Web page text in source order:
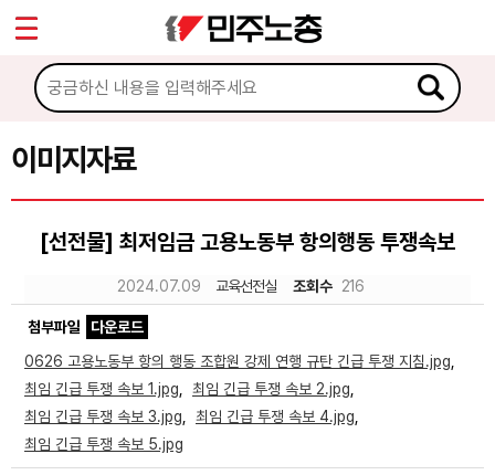
이미지자료
[선전물] 최저임금 고용노동부 항의행동 투쟁속보
2024.07.09 교육선전실 조회수 216
첨부파일
다운로드
0626 고용노동부 항의 행동 조합원 강제 연행 규탄 긴급 투쟁 지침.jpg
최임 긴급 투쟁 속보 1.jpg
최임 긴급 투쟁 속보 2.jpg
최임 긴급 투쟁 속보 3.jpg
최임 긴급 투쟁 속보 4.jpg
최임 긴급 투쟁 속보 5.jpg
마이페이지
소개
소식
문서자료
이미지자료
미디어자료
카드뉴스
Sketchbook5, 스케치북5
Sketchbook5, 스케치북5